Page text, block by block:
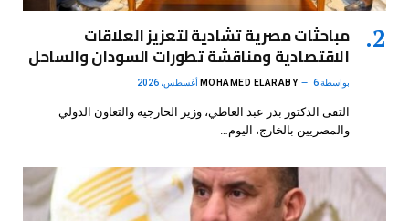
مباحثات مصرية تشادية لتعزيز العلاقات
الاقتصادية ومناقشة تطورات السودان والساحل
بواسطة MOHAMED ELARABY 6 أغسطس، 2026
التقى الدكتور بدر عبد العاطي، وزير الخارجية والتعاون الدولي
والمصريين بالخارج، اليوم…